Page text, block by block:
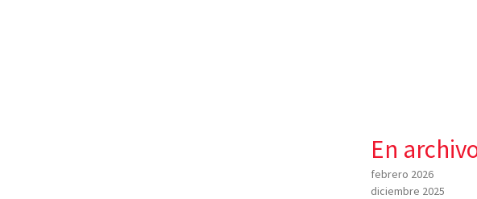
En
febrero 2026
diciembre 2025